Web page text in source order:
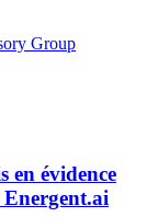
Group
en évidence